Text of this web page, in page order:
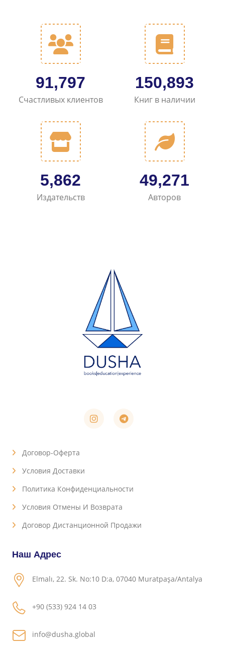
102,101
Счастливых клиентов
167,745
Книг в наличии
6,575
Издательств
55,006
Авторов
Договор-Оферта
Условия Доставки
Политика Конфиденциальности
Условия Отмены И Возврата
Договор Дистанционной Продажи
Наш Адрес
Elmalı, 22. Sk. No:10 D:a, 07040 Muratpaşa/Antalya
+90 (533) 924 14 03
info@dusha.global